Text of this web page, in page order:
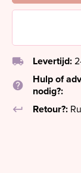
local_shipping Levertijd:
help
Hulp of
nodig?:
keyboard_return
Retour?: